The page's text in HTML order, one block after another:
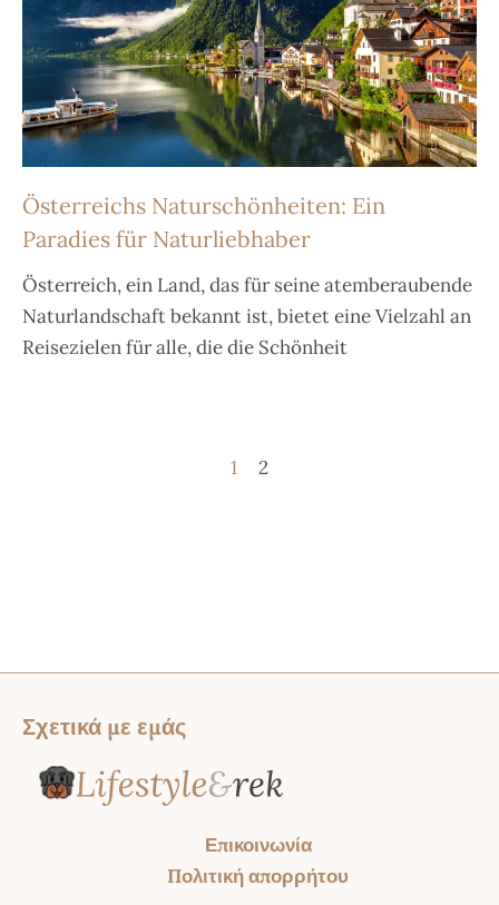
Österreichs Naturschönheiten: Ein
Paradies für Naturliebhaber
Österreich, ein Land, das für seine atemberaubende
Naturlandschaft bekannt ist, bietet eine Vielzahl an
Reisezielen für alle, die die Schönheit
1 2
Σχετικά με εμάς
Επικοινωνία
Πολιτική απορρήτου